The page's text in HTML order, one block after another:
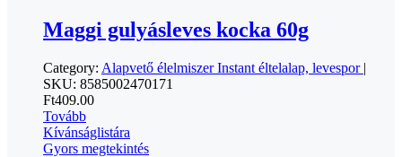
Maggi gulyásleves kocka 60g
Category: Alapvető élelmiszerInstant éltelalap, levespor |
SKU: 8585002470171
Ft409.00
Tovább
Kívánságlistára
Gyors megtekintés